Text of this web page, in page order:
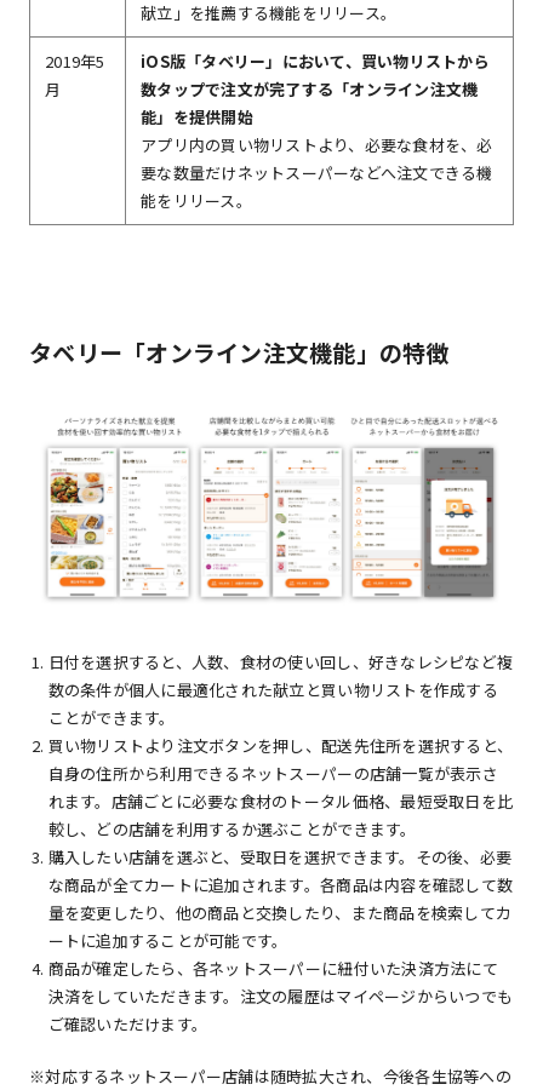
献立」を推薦する機能をリリース。
2019年5
月
iOS版「タベリー」において、買い物リストから
数タップで注文が完了する「オンライン注文機
能」を提供開始
アプリ内の買い物リストより、必要な食材を、必
要な数量だけネットスーパーなどへ注文できる機
能をリリース。
タベリー「オンライン注文機能」の特徴
日付を選択すると、人数、食材の使い回し、好きなレシピなど複
数の条件が個人に最適化された献立と買い物リストを作成する
ことができます。
買い物リストより注文ボタンを押し、配送先住所を選択すると、
自身の住所から利用できるネットスーパーの店舗一覧が表示さ
れます。店舗ごとに必要な食材のトータル価格、最短受取日を比
較し、どの店舗を利用するか選ぶことができます。
購入したい店舗を選ぶと、受取日を選択できます。その後、必要
な商品が全てカートに追加されます。各商品は内容を確認して数
量を変更したり、他の商品と交換したり、また商品を検索してカ
ートに追加することが可能です。
商品が確定したら、各ネットスーパーに紐付いた決済方法にて
決済をしていただきます。注文の履歴はマイページからいつでも
ご確認いただけます。
※対応するネットスーパー店舗は随時拡大され、今後各生協等への